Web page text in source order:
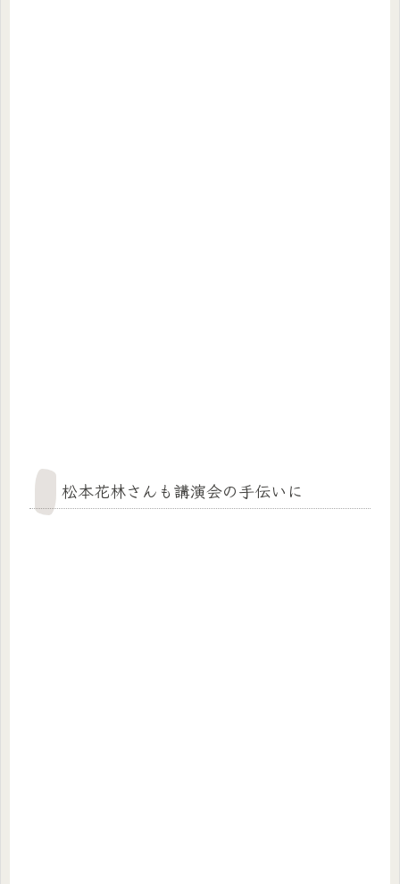
松本花林さんも講演会の手伝いに